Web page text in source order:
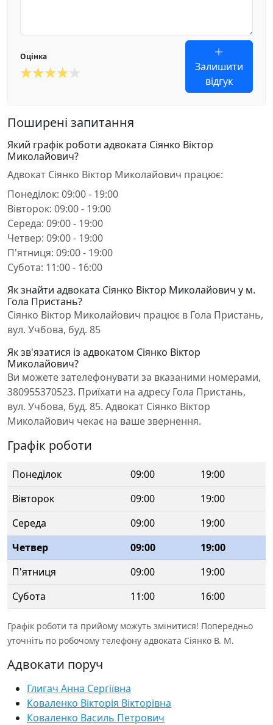
Оцінка
Залишити
відгук
Поширені запитання
Який графік роботи адвоката Сіянко Віктор
Миколайович?
Адвокат Сіянко Віктор Миколайович працює:
Понеділок: 09:00 - 19:00
Вівторок: 09:00 - 19:00
Середа: 09:00 - 19:00
Четвер: 09:00 - 19:00
П'ятниця: 09:00 - 19:00
Субота: 11:00 - 16:00
Як знайти адвоката Сіянко Віктор Миколайович у м.
Гола Пристань?
Сіянко Віктор Миколайович працює в Гола Пристань,
вул. Учбова, буд. 85
Як зв'язатися із адвокатом Сіянко Віктор
Миколайович?
Ви можете зателефонувати за вказаними номерами,
380955370523. Приїхати на адресу Гола Пристань,
вул. Учбова, буд. 85. Адвокат Сіянко Віктор
Миколайович чекає на ваше звернення.
Графік роботи
Понеділок 09:00
19:00
Вівторок
09:00
19:00
Середа
09:00
19:00
Четвер
09:00
19:00
П'ятниця
09:00
19:00
Субота
11:00 16:00
Графік роботи та прийому можуть змінитися! Попередньо
уточніть по робочому телефону адвоката Сіянко В. М.
Адвокати поруч
Глигач Анна Сергіївна
Коваленко Вікторія Вікторівна
Коваленко Василь Петрович